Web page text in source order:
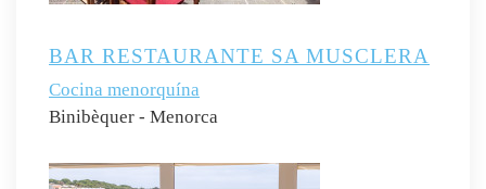
BAR RESTAURANTE SA MUSCLERA
Cocina menorquína
Binibèquer - Menorca